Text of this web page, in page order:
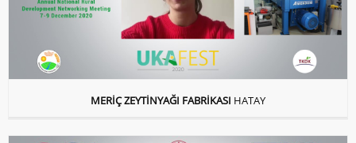
MERİÇ ZEYTİNYAĞI FABRİKASI HATAY